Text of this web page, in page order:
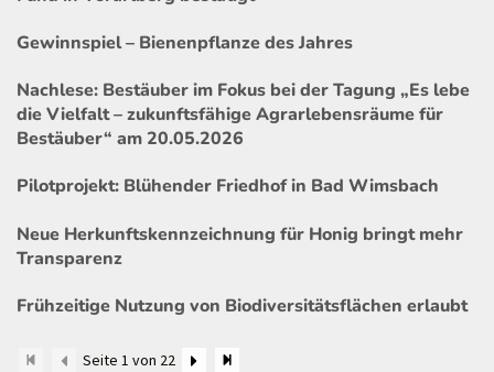
Gewinnspiel – Bienenpflanze des Jahres
Nachlese: Bestäuber im Fokus bei der Tagung „Es lebe
die Vielfalt – zukunftsfähige Agrarlebensräume für
Bestäuber“ am 20.05.2026
Pilotprojekt: Blühender Friedhof in Bad Wimsbach
Neue Herkunftskennzeichnung für Honig bringt mehr
Transparenz
Frühzeitige Nutzung von Biodiversitätsflächen erlaubt
Seite 1 von 22